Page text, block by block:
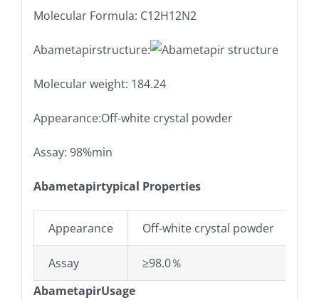
Molecular Formula: C12H12N2
Abametapirstructure:
Molecular weight: 184.24
Appearance:Off-white crystal powder
Assay: 98%min
Abametapirtypical Properties
Appearance Off-white crystal powder
Assay
≥98.0％
AbametapirUsage